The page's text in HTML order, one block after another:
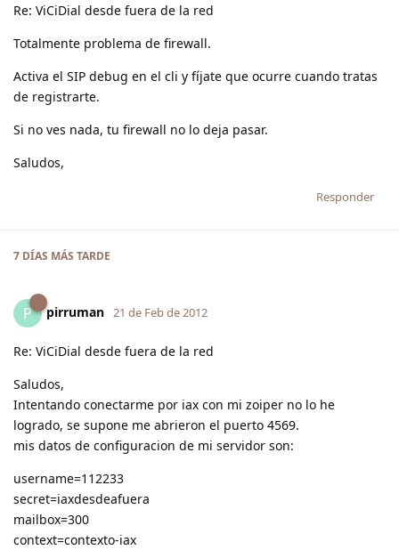
Re: ViCiDial desde fuera de la red
Totalmente problema de firewall.
Activa el SIP debug en el cli y fíjate que ocurre cuando tratas
de registrarte.
Si no ves nada, tu firewall no lo deja pasar.
Saludos,
Responder
7 DÍAS MÁS TARDE
P pirruman 21 de Feb de 2012
Re: ViCiDial desde fuera de la red
Saludos,
Intentando conectarme por iax con mi zoiper no lo he
logrado, se supone me abrieron el puerto 4569.
mis datos de configuracion de mi servidor son:
username=112233
secret=iaxdesdeafuera
mailbox=300
context=contexto-iax